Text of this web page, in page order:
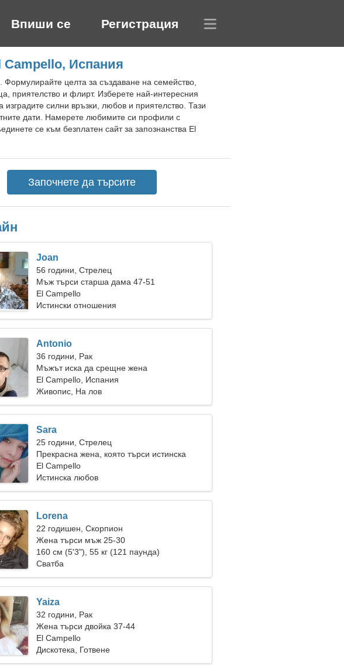
Впиши се Регистрация
Campello, Испания
целта за създаване на семейство,
приятелство и флирт. Изберете най-интересния
силни връзки, любов и приятелство. Тази
дати. Намерете любимите си профили с
се към безплатен сайт за запознанства El
Joan
56 години, Стрелец
Мъж търси старша дама 47-51
El Campello
Истински отношения
Antonio
36 години, Рак
Мъжът иска да срещне жена
El Campello, Испания
Живопис, На лов
Sara
25 години, Стрелец
Прекрасна жена, която търси истинска
връзка
El Campello
Истинска любов
Lorena
22 годишен, Скорпион
Жена търси мъж 25-30
160 см (5'3"), 55 кг (121 паунда)
Сватба
Yaiza
32 години, Рак
Жена търси двойка 37-44
El Campello
Дискотека, Готвене